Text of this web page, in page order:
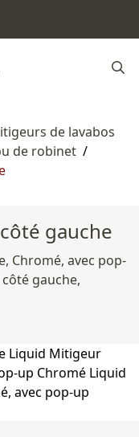
de lavabos
de robinet /
gauche
Chromé, avec pop-
gauche,